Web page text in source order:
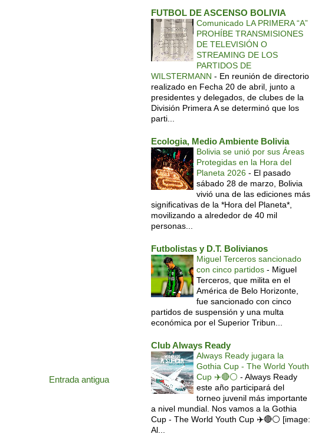
Entrada antigua
FUTBOL DE ASCENSO BOLIVIA
Comunicado LA PRIMERA “A”
PROHÍBE TRANSMISIONES
DE TELEVISIÓN O
STREAMING DE LOS
PARTIDOS DE
WILSTERMANN - En reunión de directorio
realizado en Fecha 20 de abril, junto a
presidentes y delegados, de clubes de la
División Primera A se determinó que los
parti...
Ecologia, Medio Ambiente Bolivia
Bolivia se unió por sus Áreas
Protegidas en la Hora del
Planeta 2026 - El pasado
sábado 28 de marzo, Bolivia
vivió una de las ediciones más
significativas de la *Hora del Planeta*,
movilizando a alrededor de 40 mil
personas...
Futbolistas y D.T. Bolivianos
Miguel Terceros sancionado
con cinco partidos - Miguel
Terceros, que milita en el
América de Belo Horizonte,
fue sancionado con cinco
partidos de suspensión y una multa
económica por el Superior Tribun...
Club Always Ready
Always Ready jugara la
Gothia Cup - The World Youth
Cup ✈️🔴⚪️ - Always Ready
este año participará del
torneo juvenil más importante
a nivel mundial. Nos vamos a la Gothia
Cup - The World Youth Cup ✈️🔴⚪️ [image:
Al...